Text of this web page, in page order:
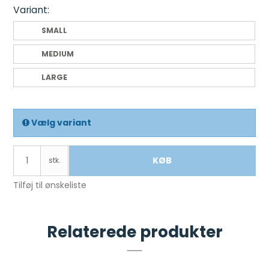
Variant:
SMALL
MEDIUM
LARGE
Vælg variant
stk. KØB
Tilføj til ønskeliste
Relaterede produkter